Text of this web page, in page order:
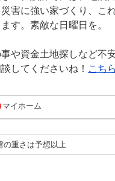
害に強い家づくり、こ
す。素敵な日曜日を。
や資金土地探しなど不
してくださいね！ こちら
マイホーム
の重さは予想以上